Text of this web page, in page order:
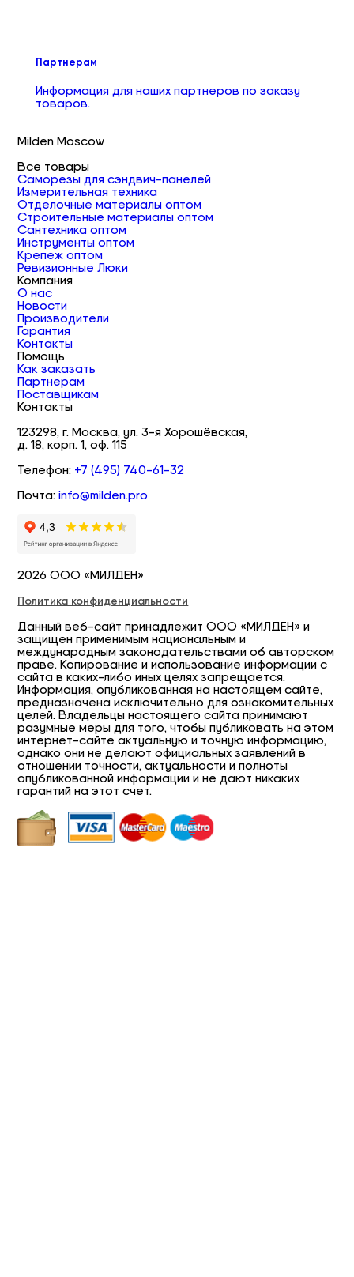
Партнерам
Информация для наших партнеров по заказу
товаров.
Milden Moscow
Все товары
Саморезы для сэндвич-панелей
Измерительная техника
Отделочные материалы оптом
Строительные материалы оптом
Сантехника оптом
Инструменты оптом
Крепеж оптом
Ревизионные Люки
Компания
О нас
Новости
Производители
Гарантия
Контакты
Помощь
Как заказать
Партнерам
Поставщикам
Контакты
123298, г. Москва, ул. 3-я Хорошёвская,
д. 18, корп. 1, оф. 115
Телефон: +7 (495) 740-61-32
Почта:info@milden.pro
2026 ООО «МИЛДЕН»
Политика конфиденциальности
Данный веб-сайт принадлежит ООО «МИЛДЕН» и
защищен применимым национальным и
международным законодательствами об авторском
праве. Копирование и использование информации с
сайта в каких-либо иных целях запрещается.
Информация, опубликованная на настоящем сайте,
предназначена исключительно для ознакомительных
целей. Владельцы настоящего сайта принимают
разумные меры для того, чтобы публиковать на этом
интернет-сайте актуальную и точную информацию,
однако они не делают официальных заявлений в
отношении точности, актуальности и полноты
опубликованной информации и не дают никаких
гарантий на этот счет.